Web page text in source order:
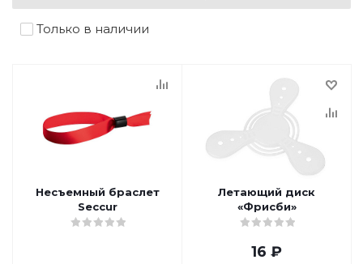
Только в наличии
Несъемный браслет
Seccur
Летающий диск
«Фрисби»
16 ₽